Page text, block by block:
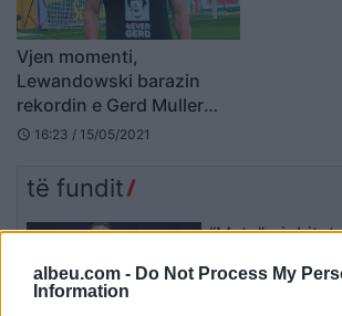
albeu.com - Do Not Process My
Information
Vjen momenti,
Lewandowski barazin
rekordin e Gerd Muller
(VIDEO)
schedule 16:23 / 15/05/2021
të fundit
“Meta”
dollarë të
fëmijëve,